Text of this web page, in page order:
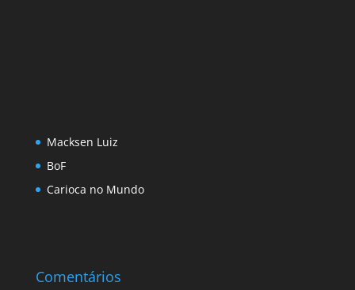
Macksen Luiz
BoF
Carioca no Mundo
Comentários